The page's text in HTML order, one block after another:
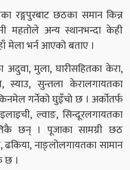
रङ्गपुरबाट छठका समान किन्न
महतोले अन्य स्थानभन्दा केही
मेला भर्न आएको बताए ।
अदुवा, मुला, घारीसहितका केरा,
स्याउ, सुन्तला केरालगायतका
गर्नेको घुइँचो छ । अर्कोतर्फ
ल्वाङ, सिन्दूरलगायतका
छन् । पूजाका सामग्री छठ
ढकिया, नाङ्लोलगायतका सामान
छ ।